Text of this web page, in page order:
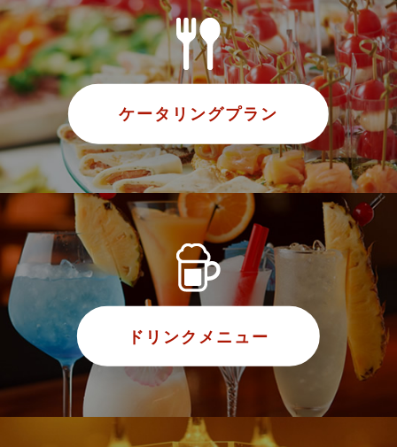
ケータリングプラン
ドリンクメニュー